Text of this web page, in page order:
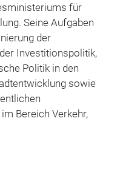
für
Seine Aufgaben
der
Investitionspolitik,
Politik in den
sowie
Bereich Verkehr,